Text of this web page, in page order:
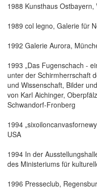
1988 Kunsthaus Ostbayern,
1989 col legno, Galerie für
1992 Galerie Aurora,
1993 „Das Fugenschach -
unter der Schirmherrschaft
und Wissenschaft, Bilder
von Karl Aichinger,
Schwandorf-Fronberg
1994
USA
1994 In der
des Ministeriums für
1996 Presseclub,